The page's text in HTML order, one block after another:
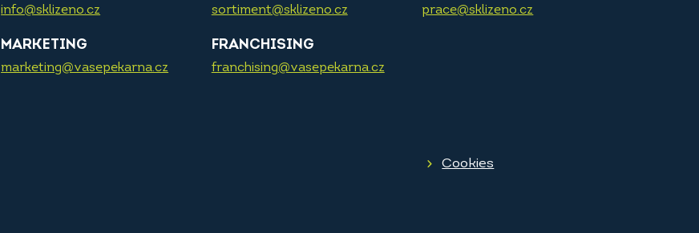
info@sklizeno.cz sortiment@sklizeno.cz prace@sklizeno.cz
MARKETING
marketing@vasepekarna.cz
FRANCHISING
franchising@vasepekarna.cz
Cookies